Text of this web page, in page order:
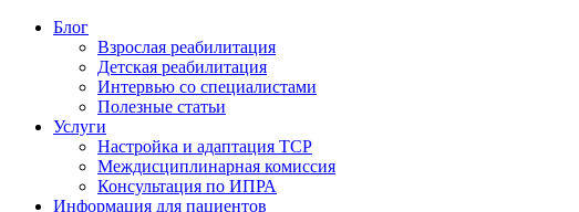
Блог
Взрослая реабилитация
Детская реабилитация
Интервью со специалистами
Полезные статьи
Услуги
Настройка и адаптация ТСР
Междисциплинарная комиссия
Консультация по ИПРА
Информация для пациентов